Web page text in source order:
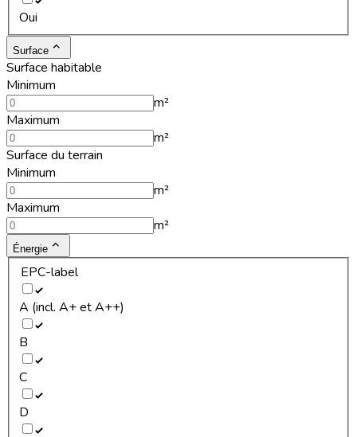
Oui
Surface
Surface habitable
Minimum
m²
Maximum
m²
Surface du terrain
Minimum
m²
Maximum
m²
Énergie
EPC-label
A (incl. A+ et A++)
B
C
D